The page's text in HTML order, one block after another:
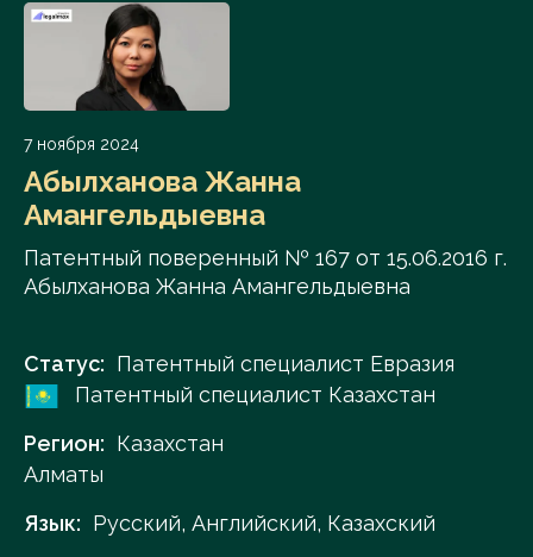
7 ноября 2024
Абылханова Жанна
Амангельдыевна
Патентный поверенный № 167 от 15.06.2016 г.
Абылханова Жанна Амангельдыевна
Статус: Патентный специалист Евразия
Патентный специалист Казахстан
Регион: Казахстан
Алматы
Язык: Русский, Английский, Казахский